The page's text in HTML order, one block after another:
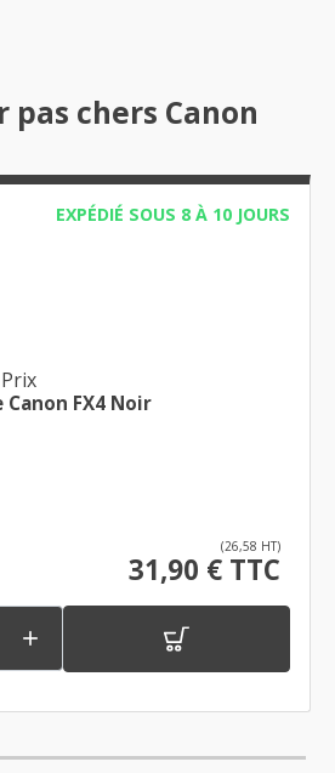
pas chers Canon
EXPÉDIÉ SOUS 8 À 10 JOURS
FX4 Noir
(26,58 HT)
31,90 € TTC
